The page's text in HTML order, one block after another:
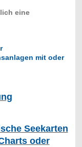
eine
mit oder
Seekarten
oder